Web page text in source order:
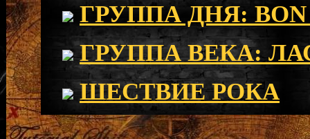
ГРУППА ДНЯ: BON
ГРУППА ВЕКА:
ШЕСТВИЕ РОКА